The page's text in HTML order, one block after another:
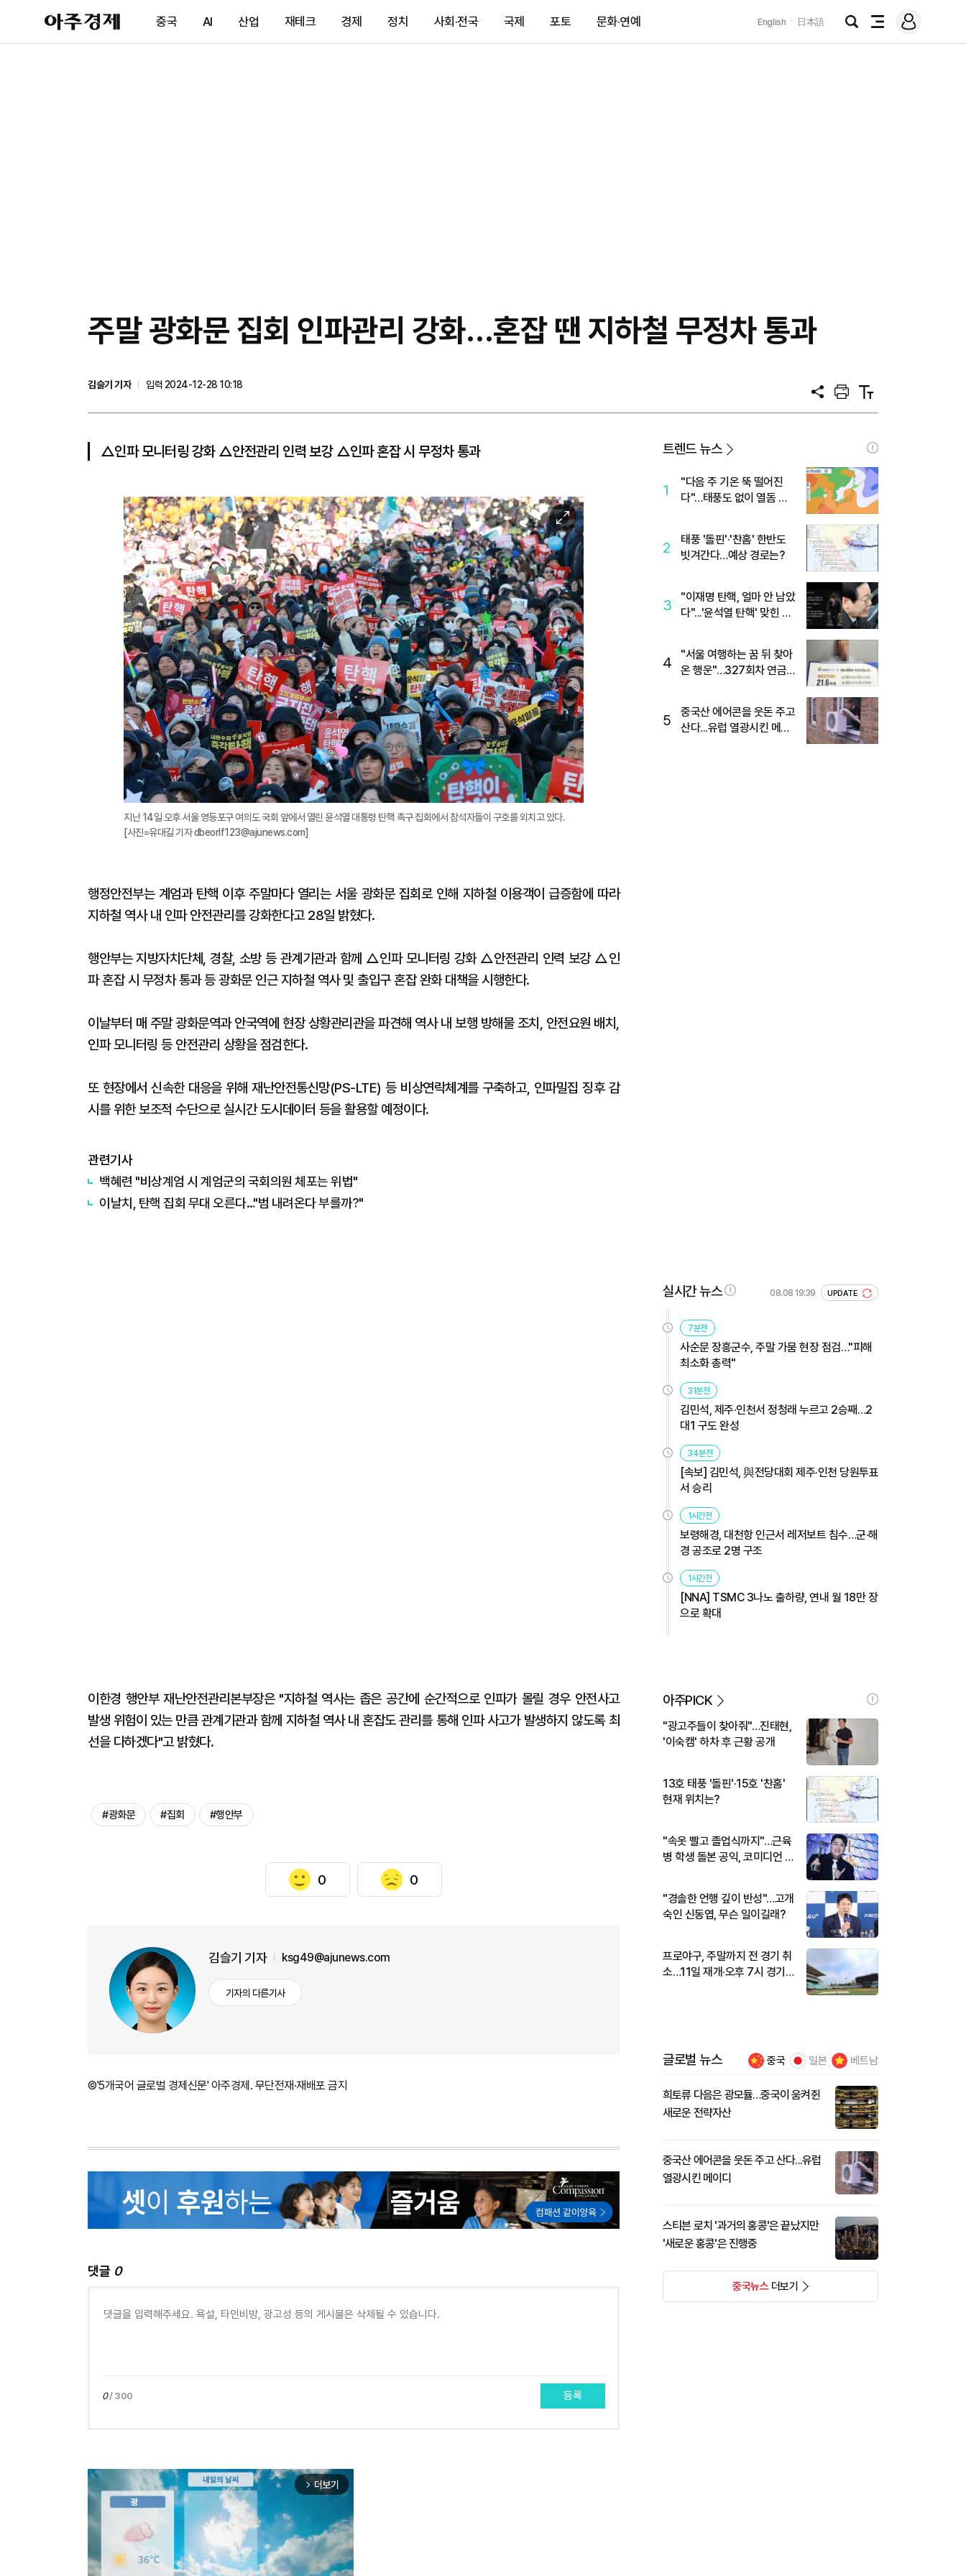
아
주
제
중국 AI 산업 재테크 경제 정치 사회·전국 국제 포토 문화·연예 English 日本語
검
전
메
그
주말 광화문 집회 인파관리 강화…혼잡 땐 지하철 무정차 통과
김슬기 기자
입력 2024-12-28 10:18
공
프
트
텍
트
△인파 모니터링 강화 △안전관리 인력 보강 △인파 혼잡 시 무정차 통과
이
미
지
확
대
지난 14일 오후 서울 영등포구 여의도 국회 앞에서 열린 윤석열 대통령 탄핵 촉구 집회에서 참석자들이 구호를 외치고 있다.
[사진=유대길 기자 dbeorlf123@ajunews.com]
행정안전부는 계엄과 탄핵 이후 주말마다 열리는 서울 광화문 집회로 인해 지하철 이용객이 급증함에 따라
지하철 역사 내 인파 안전관리를 강화한다고 28일 밝혔다.
행안부는 지방자치단체, 경찰, 소방 등 관계기관과 함께 △인파 모니터링 강화 △안전관리 인력 보강 △인
파 혼잡 시 무정차 통과 등 광화문 인근 지하철 역사 및 출입구 혼잡 완화 대책을 시행한다.
이날부터 매 주말 광화문역과 안국역에 현장 상황관리관을 파견해 역사 내 보행 방해물 조치, 안전요원 배치,
인파 모니터링 등 안전관리 상황을 점검한다.
또 현장에서 신속한 대응을 위해 재난안전통신망(PS-LTE) 등 비상연락체계를 구축하고, 인파밀집 징후 감
시를 위한 보조적 수단으로 실시간 도시데이터 등을 활용할 예정이다.
관련기사
백혜련 "비상계엄 시 계엄군의 국회의원 체포는 위법"
이날치, 탄핵 집회 무대 오른다…"범 내려온다 부를까?"
이한경 행안부 재난안전관리본부장은 "지하철 역사는 좁은 공간에 순간적으로 인파가 몰릴 경우 안전사고
발생 위험이 있는 만큼 관계기관과 함께 지하철 역사 내 혼잡도 관리를 통해 인파 사고가 발생하지 않도록 최
선을 다하겠다"고 밝혔다.
#광화문 #집회 #행안부
0 0
김슬기 기자 ksg49@ajunews.com
기자의 다른기사
©'5개국어 글로벌 경제신문' 아주경제. 무단전재·재배포 금지
댓글 0
0/ 300 등록
arrow_forward_ios 더보기
트렌드 뉴스
1
"다음 주 기온 뚝 떨어진
다"…태풍도 없이 열돔 박
2
태풍 '돌핀'·'찬홈' 한반도
빗겨간다…예상 경로는?
3
"이재명 탄핵, 얼마 안 남았
다"...'윤석열 탄핵' 맞힌 무
4
"서울 여행하는 꿈 뒤 찾아
온 행운"…327회차 연금
5
중국산 에어콘을 웃돈 주고
산다...유럽 열광시킨 메이
실시간 뉴스 08.08 19:39 UPDATE
7분전
사순문 장흥군수, 주말 가뭄 현장 점검…"피해
최소화 총력"
31분전
김민석, 제주·인천서 정청래 누르고 2승째…2
대1 구도 완성
34분전
[속보] 김민석, 與전당대회 제주·인천 당원투표
서 승리
1시간전
보령해경, 대천항 인근서 레저보트 침수…군·해
경 공조로 2명 구조
1시간전
[NNA] TSMC 3나노 출하량, 연내 월 18만 장
으로 확대
아주PICK
"광고주들이 찾아줘"…진태현,
'이숙캠' 하차 후 근황 공개
13호 태풍 '돌핀'·15호 '찬홈'
현재 위치는?
"속옷 빨고 졸업식까지"…근육
병 학생 돌본 공익, 코미디언 김
"경솔한 언행 깊이 반성"…고개
숙인 신동엽, 무슨 일이길래?
프로야구, 주말까지 전 경기 취
소…11일 재개·오후 7시 경기
글로벌 뉴스 중국 일본 베트남
희토류 다음은 광모듈…중국이 움켜쥔
새로운 전략자산
중국산 에어콘을 웃돈 주고 산다...유럽
열광시킨 메이디
스티븐 로치 '과거의 홍콩'은 끝났지만
'새로운 홍콩'은 진행중
중국뉴스더보기